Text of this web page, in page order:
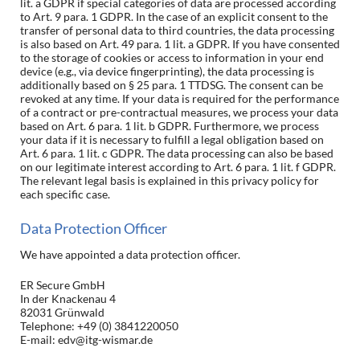
to Art. 9 para. 1 GDPR. In the case of an explicit consent to the
transfer of personal data to third countries, the data processing
is also based on Art. 49 para. 1 lit. a GDPR. If you have consented
to the storage of cookies or access to information in your end
device (e.g., via device fingerprinting), the data processing is
additionally based on § 25 para. 1 TTDSG. The consent can be
revoked at any time. If your data is required for the performance
of a contract or pre-contractual measures, we process your data
based on Art. 6 para. 1 lit. b GDPR. Furthermore, we process
your data if it is necessary to fulfill a legal obligation based on
Art. 6 para. 1 lit. c GDPR. The data processing can also be based
on our legitimate interest according to Art. 6 para. 1 lit. f GDPR.
The relevant legal basis is explained in this privacy policy for
each specific case.
Data Protection Officer
We have appointed a data protection officer.
ER Secure GmbH
In der Knackenau 4
82031 Grünwald
Telephone: +49 (0) 3841220050
E-mail: edv@itg-wismar.de